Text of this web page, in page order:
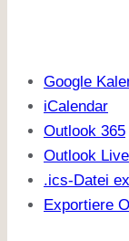
Google
iCalendar
Outlook 365
Outlook Live
.ics-Datei
Exportiere